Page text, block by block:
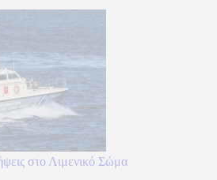
στο Λιμενικό Σώμα